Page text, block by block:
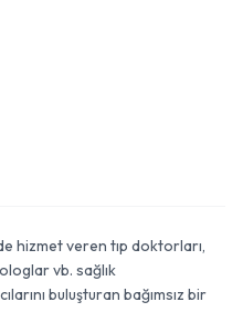
hizmet veren tıp doktorları,
vb. sağlık
buluşturan bağımsız bir